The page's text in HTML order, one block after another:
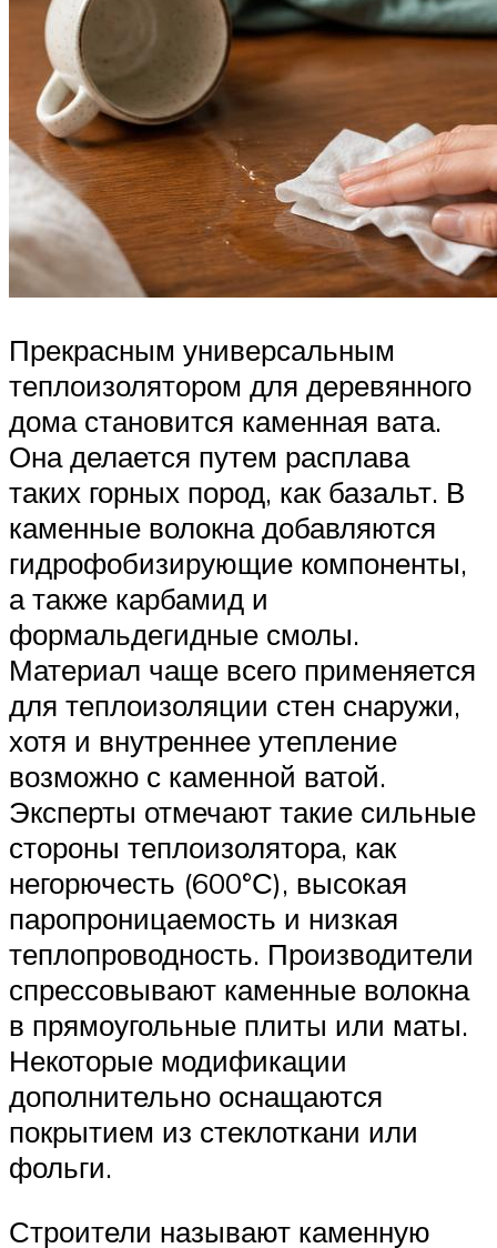
Прекрасным универсальным
теплоизолятором для деревянного
дома становится каменная вата.
Она делается путем расплава
таких горных пород, как базальт. В
каменные волокна добавляются
гидрофобизирующие компоненты,
а также карбамид и
формальдегидные смолы.
Материал чаще всего применяется
для теплоизоляции стен снаружи,
хотя и внутреннее утепление
возможно с каменной ватой.
Эксперты отмечают такие сильные
стороны теплоизолятора, как
негорючесть (600°С), высокая
паропроницаемость и низкая
теплопроводность. Производители
спрессовывают каменные волокна
в прямоугольные плиты или маты.
Некоторые модификации
дополнительно оснащаются
покрытием из стеклоткани или
фольги.
Строители называют каменную